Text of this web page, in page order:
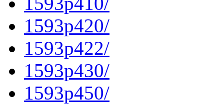
1593p420/
1593p422/
1593p430/
1593p450/